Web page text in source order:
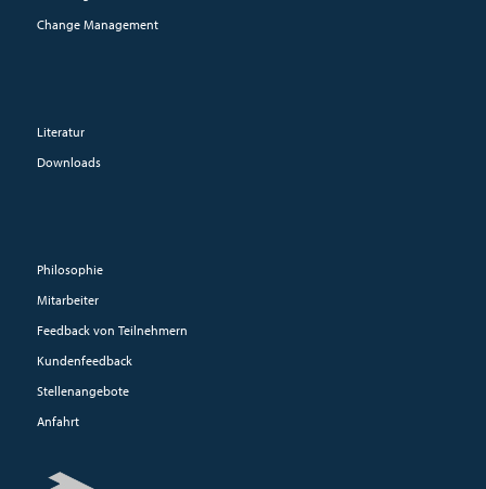
Change Management
Literatur
Downloads
Philosophie
Mitarbeiter
Feedback von Teilnehmern
Kundenfeedback
Stellenangebote
Anfahrt